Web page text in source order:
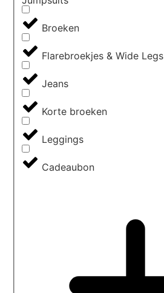
Broeken
Flarebroekjes & Wide Legs
Jeans
Korte broeken
Leggings
Cadeaubon